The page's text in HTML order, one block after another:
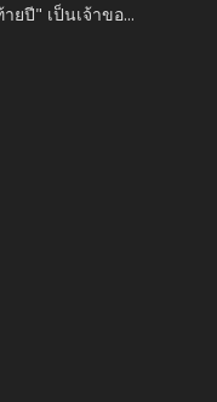
ยปี" เป็นเจ้าขอ...